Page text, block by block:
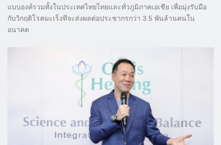
แบบองค์รวมทั้งในประเทศไทยไทยและทั่วภูมิภาคเอเชีย เพื่อมุ่งรับมือ
กับวิกฤติโรคมะเร็งที่จะส่งผลต่อประชากรกว่า 3.5 พันล้านคนใน
อนาคต